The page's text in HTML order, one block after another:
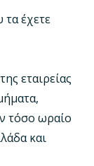
τα έχετε
εταιρείας
τόσο ωραίο
και